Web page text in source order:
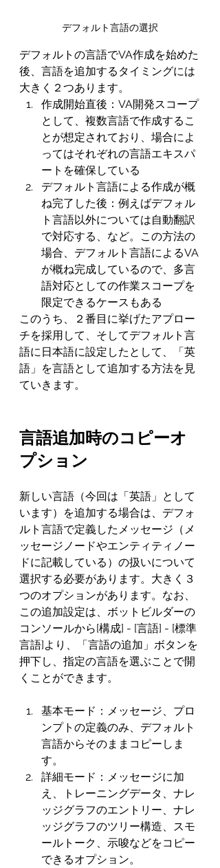
デフォルト言語の選択
デフォルトの言語でVA作成を始めた
後、言語を追加するタイミングには
大きく２つあります。
作成開始直後：VA開発スコープ
として、複数言語で作成するこ
とが想定されており、場合によ
ってはそれぞれの言語エキスパ
ートを確保している
デフォルト言語による作成が概
ね完了した後：例えばデフォル
ト言語以外については自動翻訳
で対応する、など。この方法の
場合、デフォルト言語によるVA
が概ね完成しているので、多言
語対応としての作業スコープを
限定できるケースもある
このうち、２番目に挙げたアプロー
チを採用して、そしてデフォルト言
語に日本語に設定したとして、「英
語」を言語として追加する方法を見
ていきます。
言語追加時のコピーオ
プション
新しい言語（今回は「英語」として
います）を追加する場合は、デフォ
ルト言語で定義したメッセージ（メ
ッセージノードやエンティティノー
ドに記載している）の扱いについて
選択する必要があります。大きく３
つのオプションがあります。なお、
この追加設定は、ボットビルダーの
コンソールから[構成] - [言語] - [標準
言語]より、「言語の追加」ボタンを
押下し、指定の言語を選ぶことで開
くことができます。
基本モード：メッセージ、プロ
ンプトの定義のみ、デフォルト
言語からそのままコピーしま
す。
詳細モード：メッセージに加
え、トレーニングデータ、ナレ
ッジグラフのエントリー、ナレ
ッジグラフのツリー構造、スモ
ールトーク、示唆などをコピー
できるオプション。